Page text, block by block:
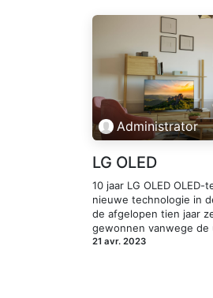
Administrator
LG OLED
10 jaar LG OLED
nieuwe technologie in
de afgelopen tien jaar
gewonnen vanwege
21 avr. 2023